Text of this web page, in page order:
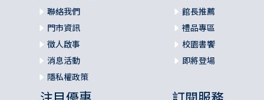
聯絡我們
門市資訊
徵人啟事
消息活動
隱私權政策
館長推薦
禮品專區
校園書饗
即將登場